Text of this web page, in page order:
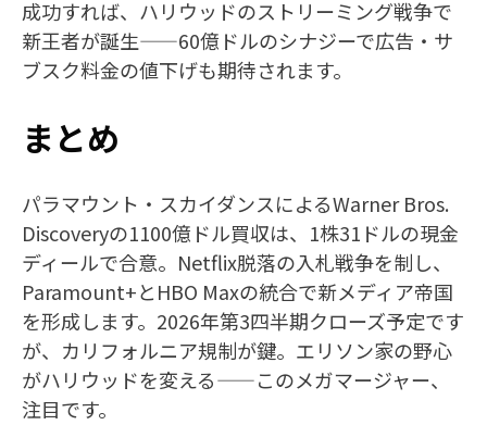
成功すれば、ハリウッドのストリーミング戦争で
新王者が誕生——60億ドルのシナジーで広告・サ
ブスク料金の値下げも期待されます。
まとめ
パラマウント・スカイダンスによるWarner Bros.
Discoveryの1100億ドル買収は、1株31ドルの現金
ディールで合意。Netflix脱落の入札戦争を制し、
Paramount+とHBO Maxの統合で新メディア帝国
を形成します。2026年第3四半期クローズ予定です
が、カリフォルニア規制が鍵。エリソン家の野心
がハリウッドを変える——このメガマージャー、
注目です。